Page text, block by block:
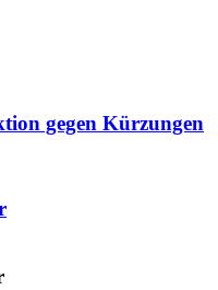
gegen Kürzungen